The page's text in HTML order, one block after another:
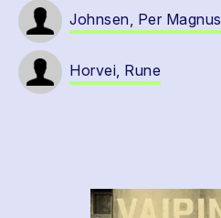
Johnsen, Per Magnus
Horvei, Rune